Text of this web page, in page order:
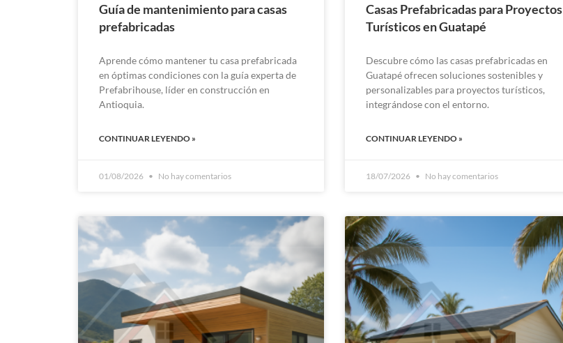
Guía de mantenimiento para casas
prefabricadas
Aprende cómo mantener tu casa prefabricada
en óptimas condiciones con la guía experta de
Prefabrihouse, líder en construcción en
Antioquia.
CONTINUAR LEYENDO »
01/08/2026 No hay comentarios
Casas Prefabricadas para Proyectos
Turísticos en Guatapé
Descubre cómo las casas prefabricadas en
Guatapé ofrecen soluciones sostenibles y
personalizables para proyectos turísticos,
integrándose con el entorno.
CONTINUAR LEYENDO »
18/07/2026 No hay comentarios